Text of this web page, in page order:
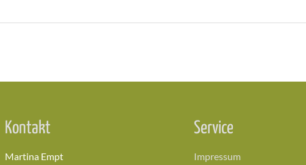
Kontakt
Martina Empt
Service
Impressum